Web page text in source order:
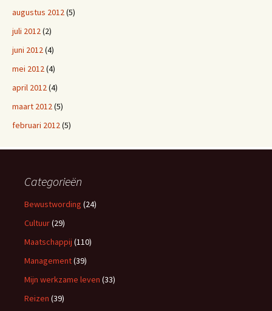
augustus 2012(5)
juli 2012(2)
juni 2012(4)
mei 2012(4)
april 2012(4)
maart 2012(5)
februari 2012(5)
Categorieën
Bewustwording (24)
Cultuur(29)
Maatschappij (110)
Management(39)
Mijn werkzame leven (33)
Reizen (39)